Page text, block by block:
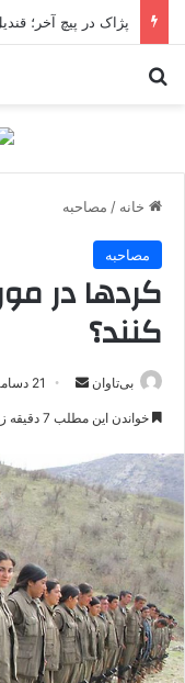
خانه / مصاحبه
مصاحبه
کردها در
کنند؟
بی‌تاوان
ر
ا
ل
ی
م
ی
ل
21 دسامبر 2021
خواندن این مطلب 7 دقیقه زمان میبرد